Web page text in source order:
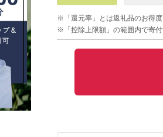
※「還元率」とは返礼品のお得
※「控除上限額」の範囲内で寄